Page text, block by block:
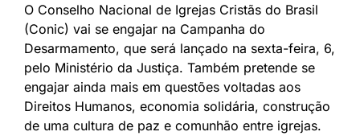
O Conselho Nacional de Igrejas Cristãs do Brasil
(Conic) vai se engajar na Campanha do
Desarmamento, que será lançado na sexta-feira, 6,
pelo Ministério da Justiça. Também pretende se
engajar ainda mais em questões voltadas aos
Direitos Humanos, economia solidária, construção
de uma cultura de paz e comunhão entre igrejas.